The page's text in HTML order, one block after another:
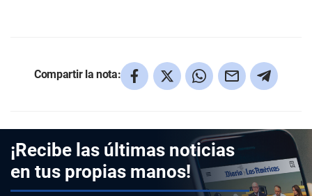
Compartir la nota:
¡Recibe las últimas noticias
en tus propias manos!